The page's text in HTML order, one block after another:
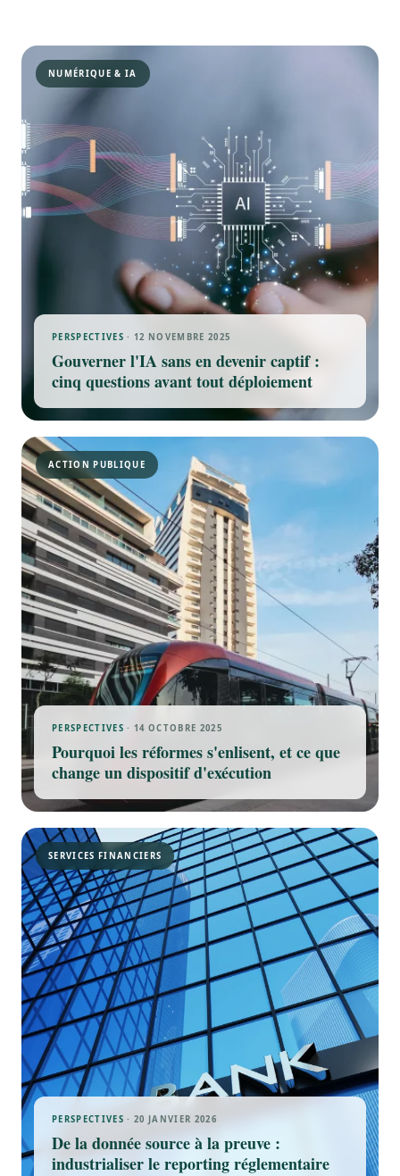
NUMÉRIQUE & IA
PERSPECTIVES · 12 NOVEMBRE 2025
Gouverner l'IA sans en devenir captif :
cinq questions avant tout déploiement
ACTION PUBLIQUE
PERSPECTIVES · 14 OCTOBRE 2025
Pourquoi les réformes s'enlisent, et ce que
change un dispositif d'exécution
SERVICES FINANCIERS
PERSPECTIVES · 20 JANVIER 2026
De la donnée source à la preuve :
industrialiser le reporting réglementaire